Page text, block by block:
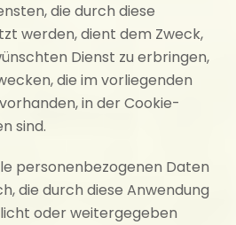
die durch diese
werden, dient dem Zweck,
Dienst zu erbringen,
die im vorliegenden
in der Cookie-
sind.
personenbezogenen Daten
die durch diese Anwendung
oder weitergegeben